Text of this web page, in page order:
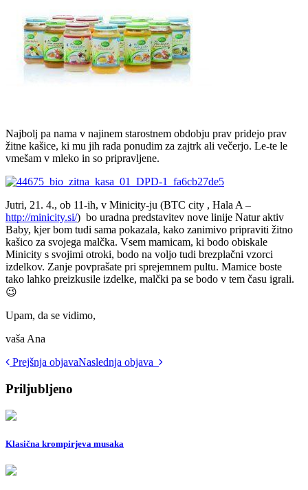
Najbolj pa nama v najinem starostnem obdobju prav pridejo prav
žitne kašice, ki mu jih rada ponudim za zajtrk ali večerjo. Le-te le
vmešam v mleko in so pripravljene.
Jutri, 21. 4., ob 11-ih, v Minicity-ju (BTC city , Hala A –
http://minicity.si/) bo uradna predstavitev nove linije Natur aktiv
Baby, kjer bom tudi sama pokazala, kako zanimivo pripraviti žitno
kašico za svojega malčka. Vsem mamicam, ki bodo obiskale
Minicity s svojimi otroki, bodo na voljo tudi brezplačni vzorci
izdelkov. Zanje povprašate pri sprejemnem pultu. Mamice boste
tako lahko preizkusile izdelke, malčki pa se bodo v tem času igrali.
😉
Upam, da se vidimo,
vaša Ana
Post
navigation
Prejšnja objavaNaslednja objava
Priljubljeno
Klasična krompirjeva musaka